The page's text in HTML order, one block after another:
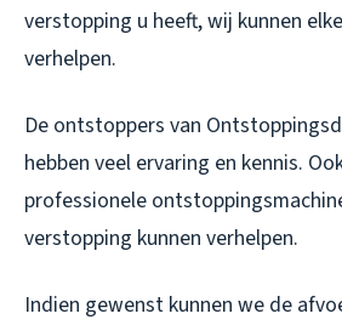
verstopping u heeft, wij kunnen
verhelpen.
De ontstoppers van
hebben veel ervaring en kennis.
professionele
verstopping kunnen verhelpen.
Indien gewenst kunnen we de